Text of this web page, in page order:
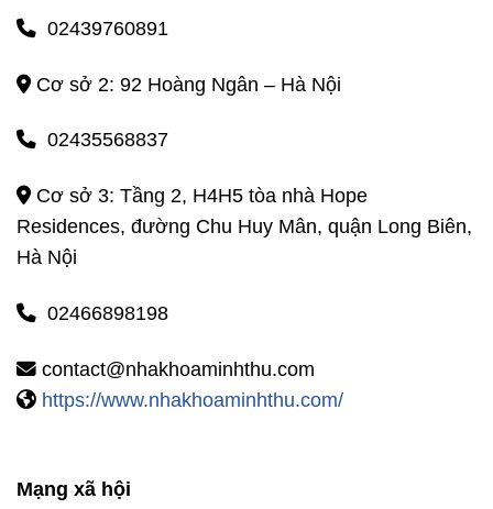
02439760891
Cơ sở 2: 92 Hoàng Ngân – Hà Nội
02435568837
Cơ sở 3: Tầng 2, H4H5 tòa nhà Hope
Residences, đường Chu Huy Mân, quận Long Biên,
Hà Nội
02466898198
contact@nhakhoaminhthu.com
https://www.nhakhoaminhthu.com/
Mạng xã hội